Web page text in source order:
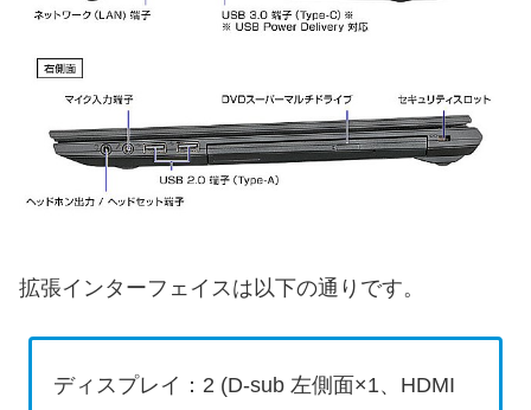
拡張インターフェイスは以下の通りです。
ディスプレイ：2 (D-sub 左側面×1、HDMI